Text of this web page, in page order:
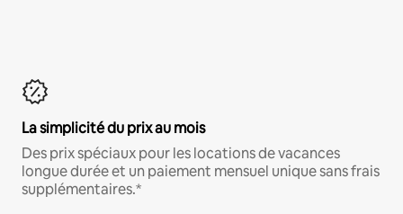
La simplicité du prix au mois
Des prix spéciaux pour les locations de vacances
longue durée et un paiement mensuel unique sans frais
supplémentaires.*